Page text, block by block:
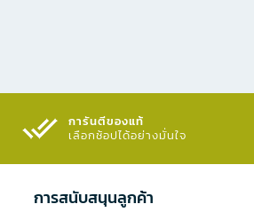
การันตีของแท้
เลือกช้อปได้อย่างมั่นใจ​
การสนับสนุนลูกค้า